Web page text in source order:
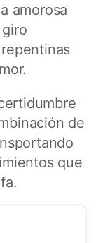
amorosa
de
que